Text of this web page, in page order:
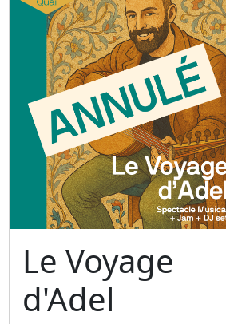
Le Voyage
d'Adel